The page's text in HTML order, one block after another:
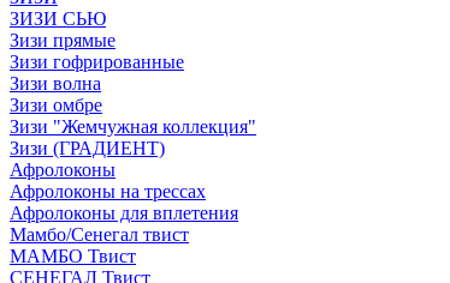
ЗИЗИ СЬЮ
Зизи прямые
Зизи гофрированные
Зизи волна
Зизи омбре
Зизи "Жемчужная коллекция"
Зизи (ГРАДИЕНТ)
Афролоконы
Афролоконы на трессах
Афролоконы для вплетения
Мамбо/Сенегал твист
МАМБО Твист
СЕНЕГАЛ Твист